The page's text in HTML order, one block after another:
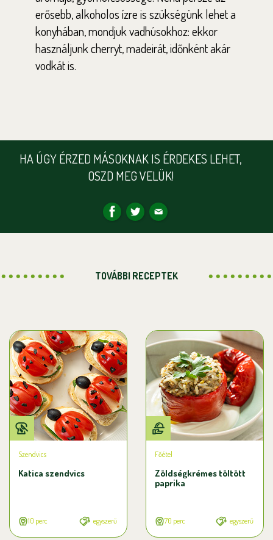
erősebb, alkoholos ízre is szükségünk lehet a
konyhában, mondjuk vadhúsokhoz: ekkor
használjunk cherryt, madeirát, időnként akár
vodkát is.
HA ÚGY ÉRZED MÁSOKNAK IS ÉRDEKES LEHET,
OSZD MEG VELÜK!
TOVÁBBI RECEPTEK
Szendvics
Katica szendvics
10 perc egyszerű
Főétel
Zöldségkrémes töltött
paprika
70 perc egyszerű